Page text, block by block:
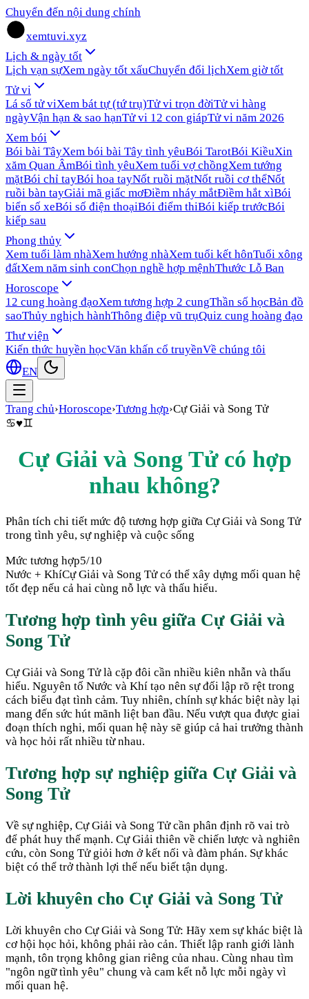
Chuyển đến nội dung chính
xemtuvi.xyz
Lịch & ngày tốt
Lịch vạn sựXem ngày tốt xấuChuyển đổi lịchXem giờ tốt
Tử vi
Lá số tử viXem bát tự (tứ trụ)Tử vi trọn đờiTử vi hàng
ngàyVận hạn & sao hạnTử vi 12 con giápTử vi năm 2026
Xem bói
Bói bài TâyXem bói bài Tây tình yêuBói TarotBói KiềuXin
xăm Quan ÂmBói tình yêuXem tuổi vợ chồngXem tướng
mặtBói chỉ tayBói hoa tayNốt ruồi mặtNốt ruồi cơ thểNốt
ruồi bàn tayGiải mã giấc mơĐiềm nháy mắtĐiềm hắt xìBói
biển số xeBói số điện thoạiBói điểm thiBói kiếp trướcBói
kiếp sau
Phong thủy
Xem tuổi làm nhàXem hướng nhàXem tuổi kết hônTuổi xông
đấtXem năm sinh conChọn nghề hợp mệnhThước Lỗ Ban
Horoscope
12 cung hoàng đạoXem tương hợp 2 cungThần số họcBản đồ
saoThủy nghịch hànhThông điệp vũ trụQuiz cung hoàng đạo
Thư viện
Kiến thức huyền họcVăn khấn cổ truyềnVề chúng tôi
EN
Trang chủ›Horoscope›Tương hợp›Cự Giải và Song Tử
♋♥♊
Cự Giảivà Song Tửcó hợp
nhau không?
Phân tích chi tiết mức độ tương hợp giữa Cự Giải và Song Tử
trong tình yêu, sự nghiệp và cuộc sống
Mức tương hợp5/10
Nước + KhíCự Giải và Song Tử có thể xây dựng mối quan hệ
tốt đẹp nếu cả hai cùng nỗ lực và thấu hiểu.
Tương hợp tình yêu giữa Cự Giải và
Song Tử
Cự Giải và Song Tử là cặp đôi cần nhiều kiên nhẫn và thấu
hiểu. Nguyên tố Nước và Khí tạo nên sự đối lập rõ rệt trong
cách biểu đạt tình cảm. Tuy nhiên, chính sự khác biệt này lại
mang đến sức hút mãnh liệt ban đầu. Nếu vượt qua được giai
đoạn thích nghi, mối quan hệ này sẽ giúp cả hai trưởng thành
và học hỏi rất nhiều từ nhau.
Tương hợp sự nghiệp giữa Cự Giải và
Song Tử
Về sự nghiệp, Cự Giải và Song Tử cần phân định rõ vai trò
để phát huy thế mạnh. Cự Giải thiên về chiến lược và nghiên
cứu, còn Song Tử giỏi hơn ở kết nối và đàm phán. Sự khác
biệt có thể trở thành lợi thế nếu biết tận dụng.
Lời khuyên cho Cự Giải và Song Tử
Lời khuyên cho Cự Giải và Song Tử: Hãy xem sự khác biệt là
cơ hội học hỏi, không phải rào cản. Thiết lập ranh giới lành
mạnh, tôn trọng không gian riêng của nhau. Cùng nhau tìm
"ngôn ngữ tình yêu" chung và cam kết nỗ lực mỗi ngày vì
mối quan hệ.